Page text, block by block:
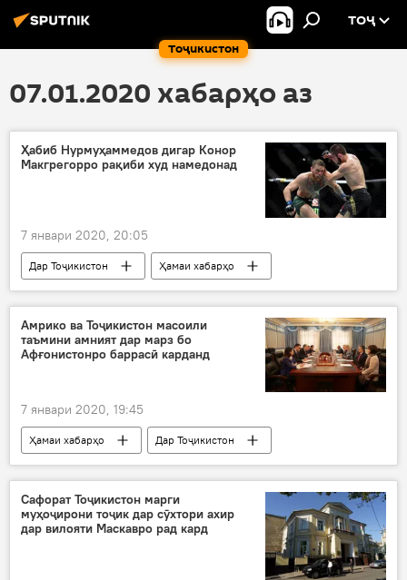
Тоҷикистон
ТОҶ
07.01.2020 хабарҳо аз
Ҳабиб Нурмуҳаммедов дигар Конор
Макгрегорро рақиби худ намедонад
7 январи 2020, 20:05
Дар Тоҷикистон
Ҳамаи хабарҳо
Навигариҳои варзиши Тоҷикистон
Ҳабиб Нурмуҳаммадов
Макгрегор
тарс
Амрико ва Тоҷикистон масоили
таъмини амният дар марз бо
Афғонистонро баррасӣ карданд
7 январи 2020, 19:45
Ҳамаи хабарҳо
Дар Тоҷикистон
мулоқот
дурнамои ҳамкориҳо
кишвар
баррасӣ
Амният ва мудофиа
Афғонистон
Сафорат Тоҷикистон марги
муҳоҷирони тоҷик дар сӯхтори ахир
дар вилояти Маскавро рад кард